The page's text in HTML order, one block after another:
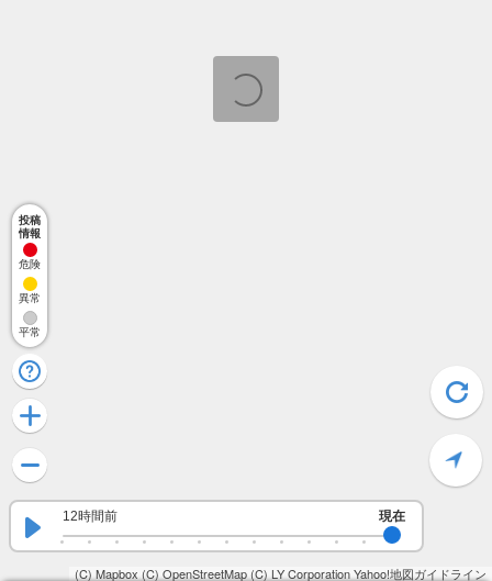
(C) Mapbox (C) OpenStreetMap(C) LY CorporationYahoo!地図ガイドライン
12時間前 現在
投稿
情報
危険
異常
平常